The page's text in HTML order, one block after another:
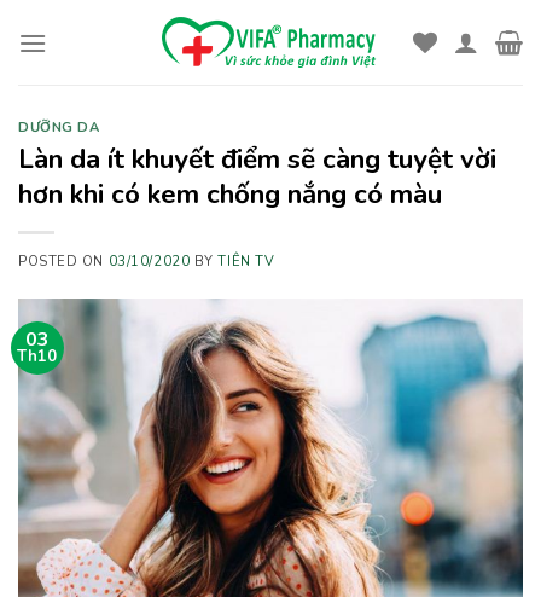
DƯỠNG DA
Làn da ít khuyết điểm sẽ càng tuyệt vời
hơn khi có kem chống nắng có màu
POSTED ON 03/10/2020 BYTIÊN TV
03
Th10